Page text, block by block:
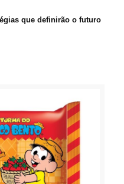
que definirão o futuro